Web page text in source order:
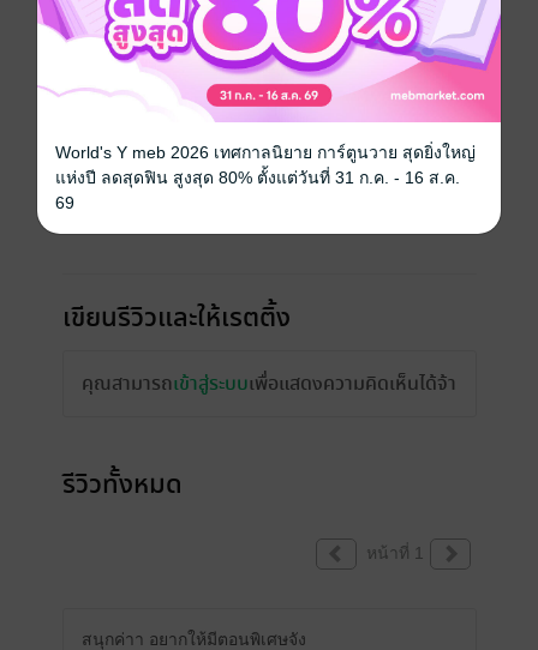
เรื่องที่คุณน่าจะสนใจ
เขียนรีวิวและให้เรตติ้ง
คุณสามารถเข้าสู่ระบบเพื่อแสดงความคิดเห็นได้จ้า
รีวิวทั้งหมด
หน้าที่ 1
สนุกค่าา อยากให้มีตอนพิเศษจัง
World's Y meb 2026 เทศกาลนิยาย การ์ตูนวาย สุดยิ่งใหญ่
แห่งปี ลดสุดฟิน สูงสุด 80% ตั้งแต่วันที่ 31 ก.ค. - 16 ส.ค.
69